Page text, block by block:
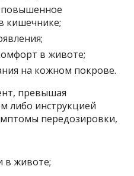
повышенное
кишечнике;
в животе;
на кожном покрове.
превышая
либо инструкцией
передозировки,
в животе;